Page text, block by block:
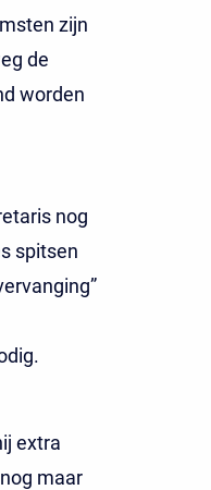
zijn
de
worden
nog
spitsen
extra
maar